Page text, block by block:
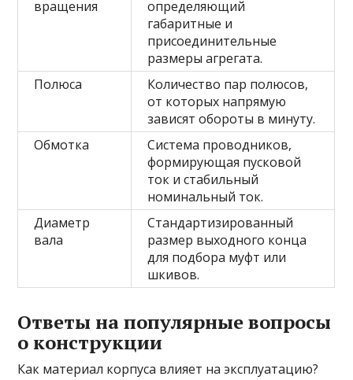
вращения
определяющий
габаритные и
присоединительные
размеры агрегата.
Полюса
Количество пар полюсов,
от которых напрямую
зависят обороты в минуту.
Обмотка
Система проводников,
формирующая пусковой
ток и стабильный
номинальный ток.
Диаметр
вала
Стандартизированный
размер выходного конца
для подбора муфт или
шкивов.
Ответы на популярные вопросы
о конструкции
Как материал корпуса влияет на эксплуатацию?